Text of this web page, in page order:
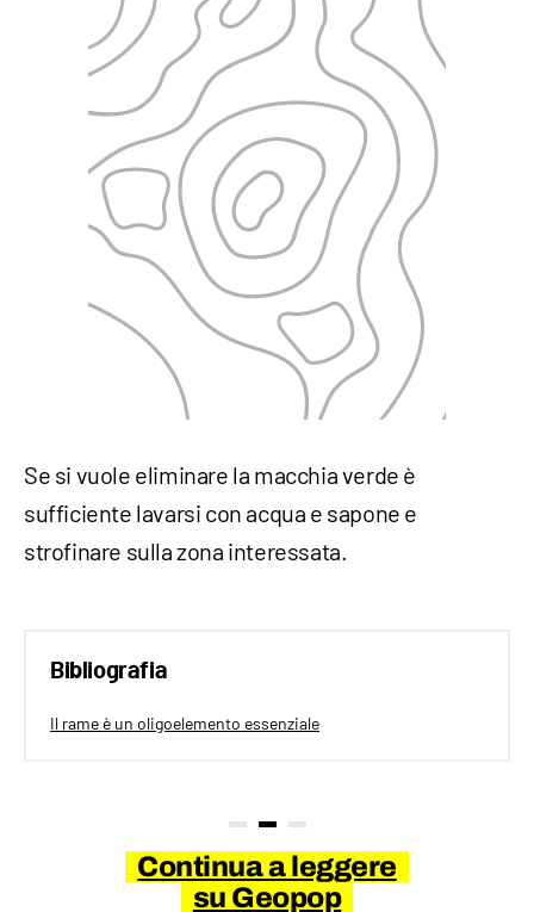
Se si vuole eliminare la macchia verde è
sufficiente lavarsi con acqua e sapone e
strofinare sulla zona interessata.
Bibliografia
Il rame è un oligoelemento essenziale
Continua a leggere
su Geopop